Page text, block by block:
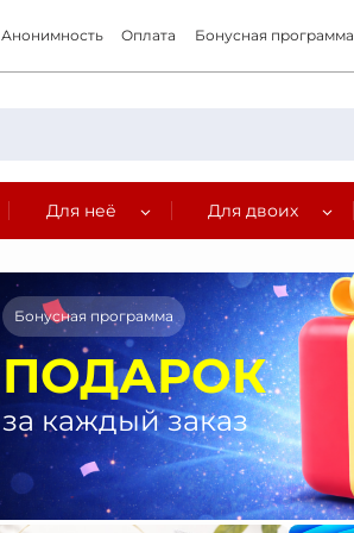
Анонимность Оплата Бонусная программа
Для неё Для двоих
Бонусная программа
ПОДАРОК
за каждый заказ